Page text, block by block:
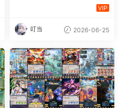
VIP
叮当 2026-06-25